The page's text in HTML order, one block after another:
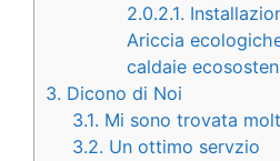
2.0.2.1.
Ariccia
caldaie
3. Dicono di Noi
3.1. Mi sono trovata
3.2. Un ottimo servzio